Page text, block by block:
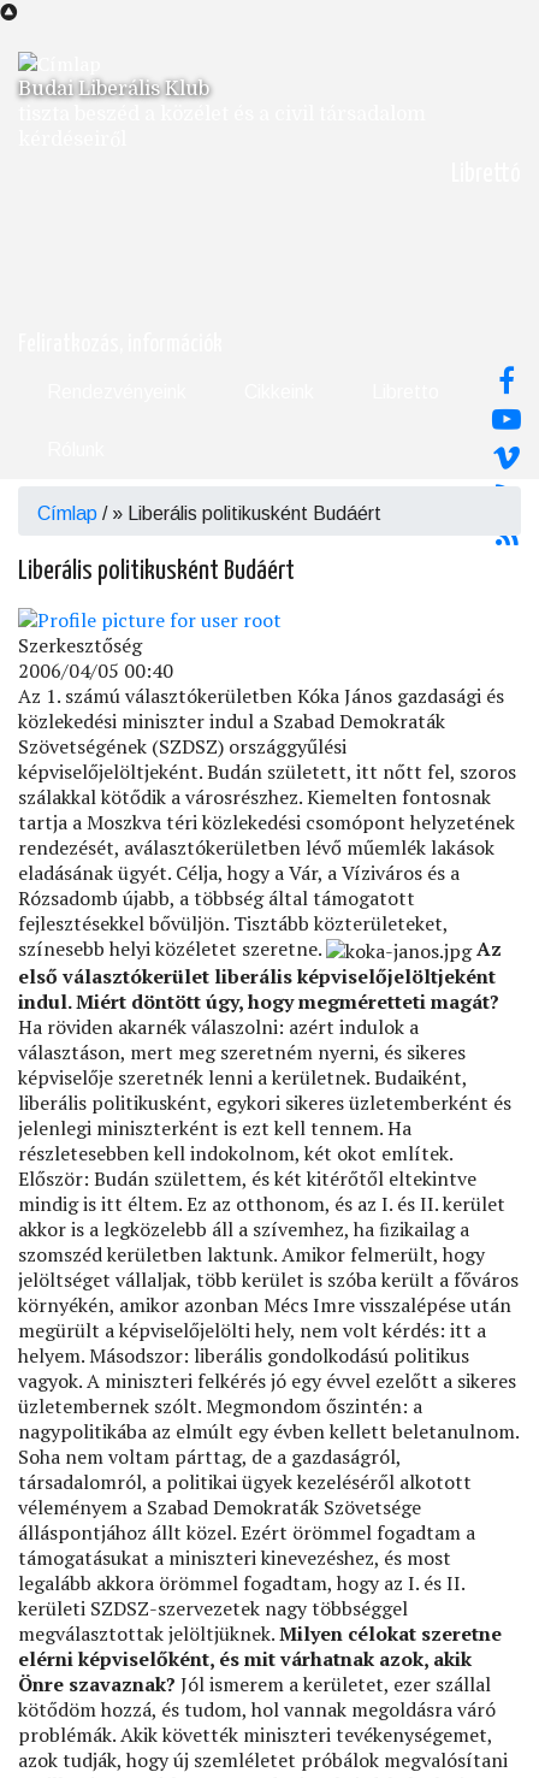
Ugrás
tartalomra
Budai Liberális Klub
Morzsa
Címlap / Liberális politikusként Budáért
Liberális politikusként Budáért
Szerkesztőség
2006/04/05 00:40
Az 1. számú választókerületben Kóka János gazdasági és
közlekedési miniszter indul a Szabad Demokraták
Szövetségének (SZDSZ) országgyűlési
képviselőjelöltjeként. Budán született, itt nőtt fel, szoros
szálakkal kötődik a városrészhez. Kiemelten fontosnak
tartja a Moszkva téri közlekedési csomópont helyzetének
rendezését, aválasztókerületben lévő műemlék lakások
eladásának ügyét. Célja, hogy a Vár, a Víziváros és a
Rózsadomb újabb, a többség által támogatott
fejlesztésekkel bővüljön. Tisztább közterületeket,
színesebb helyi közéletet szeretne.
Az
első választókerület liberális képviselőjelöltjeként
indul. Miért döntött úgy, hogy megméretteti magát?
Ha röviden akarnék válaszolni: azért indulok a
választáson, mert meg szeretném nyerni, és sikeres
képviselője szeretnék lenni a kerületnek. Budaiként,
liberális politikusként, egykori sikeres üzletemberként és
jelenlegi miniszterként is ezt kell tennem. Ha
részletesebben kell indokolnom, két okot említek.
Először: Budán születtem, és két kitérőtől eltekintve
mindig is itt éltem. Ez az otthonom, és az I. és II. kerület
akkor is a legközelebb áll a szívemhez, ha ﬁzikailag a
szomszéd kerületben laktunk. Amikor felmerült, hogy
jelöltséget vállaljak, több kerület is szóba került a főváros
környékén, amikor azonban Mécs Imre visszalépése után
megürült a képviselőjelölti hely, nem volt kérdés: itt a
helyem. Másodszor: liberális gondolkodású politikus
vagyok. A miniszteri felkérés jó egy évvel ezelőtt a sikeres
üzletembernek szólt. Megmondom őszintén: a
nagypolitikába az elmúlt egy évben kellett beletanulnom.
Soha nem voltam párttag, de a gazdaságról,
társadalomról, a politikai ügyek kezeléséről alkotott
véleményem a Szabad Demokraták Szövetsége
álláspontjához állt közel. Ezért örömmel fogadtam a
támogatásukat a miniszteri kinevezéshez, és most
legalább akkora örömmel fogadtam, hogy az I. és II.
kerületi SZDSZ-szervezetek nagy többséggel
megválasztottak jelöltjüknek.Milyen célokat szeretne
elérni képviselőként, és mit várhatnak azok, akik
Önre szavaznak? Jól ismerem a kerületet, ezer szállal
kötődöm hozzá, és tudom, hol vannak megoldásra váró
problémák. Akik követték miniszteri tevékenységemet,
azok tudják, hogy új szemléletet próbálok megvalósítani